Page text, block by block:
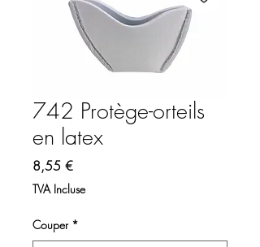
742 Protège-orteils
en latex
8,55 €Prix
TVA Incluse
Couper *